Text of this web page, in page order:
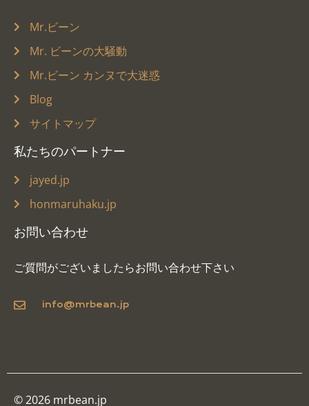
Mr.ビーン
Mr. ビーンの大騒動
Mr.ビーン カンヌで大迷惑
Blog
サイトマップ
私たちのパートナー
jayed.jp
honmaruhaku.jp
お問い合わせ
ご質問がございましたらお問い合わせ下さい
info@mrbean.jp
© 2026 mrbean.jp